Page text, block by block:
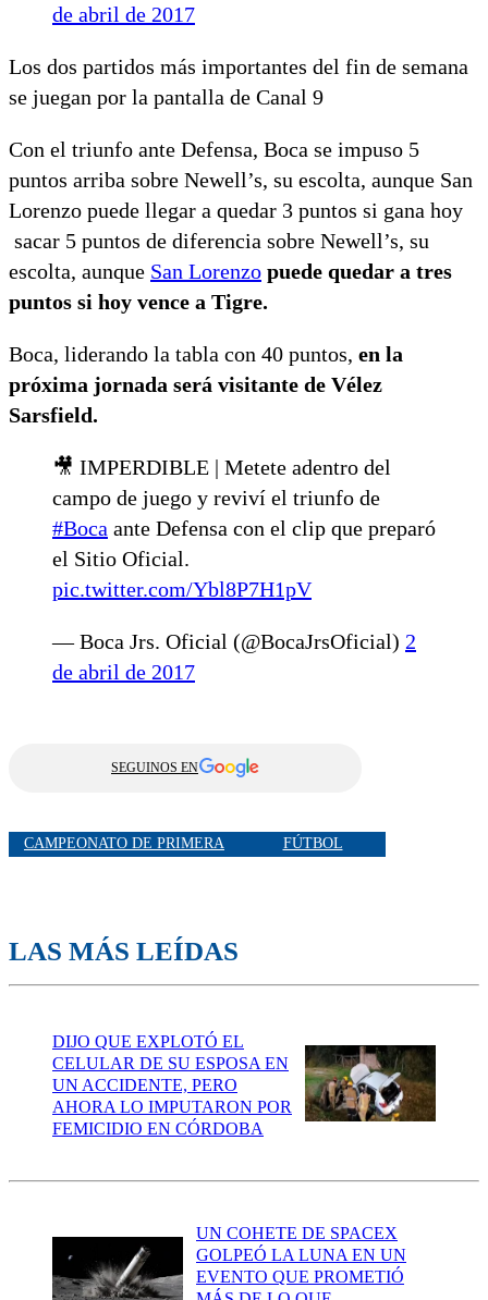
de abril de 2017
Los dos partidos más importantes del fin de semana
se juegan por la pantalla de Canal 9
Con el triunfo ante Defensa, Boca se impuso 5
puntos arriba sobre Newell’s, su escolta, aunque San
Lorenzo puede llegar a quedar 3 puntos si gana hoy
sacar 5 puntos de diferencia sobre Newell’s, su
escolta, aunque San Lorenzo puede quedar a tres
puntos si hoy vence a Tigre.
Boca, liderando la tabla con 40 puntos, en la
próxima jornada será visitante de Vélez
Sarsfield.
🎥 IMPERDIBLE | Metete adentro del
campo de juego y reviví el triunfo de
#Boca ante Defensa con el clip que preparó
el Sitio Oficial.
pic.twitter.com/Ybl8P7H1pV
— Boca Jrs. Oficial (@BocaJrsOficial) 2
de abril de 2017
SEGUINOS EN
CAMPEONATO DE PRIMERA FÚTBOL
LAS MÁS LEÍDAS
DIJO QUE EXPLOTÓ EL
CELULAR DE SU ESPOSA EN
UN ACCIDENTE, PERO
AHORA LO IMPUTARON POR
FEMICIDIO EN CÓRDOBA
UN COHETE DE SPACEX
GOLPEÓ LA LUNA EN UN
EVENTO QUE PROMETIÓ